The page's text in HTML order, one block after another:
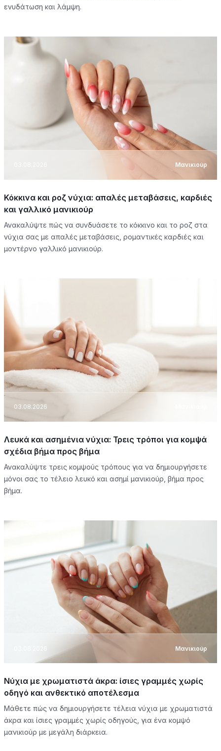
ενυδάτωση και λάμψη.
Μανικιούρ
Κόκκινα και ροζ νύχια: απαλές μεταβάσεις, καρδιές
και γαλλικό μανικιούρ
Ανακαλύψτε πώς να συνδυάσετε το κόκκινο και το ροζ στα
νύχια σας με απαλές μεταβάσεις, ρομαντικές καρδιές και
μοντέρνο γαλλικό μανικιούρ.
03.08.2026
Λευκά και ασημένια νύχια: Τρεις τρόποι για κομψά
σχέδια βήμα προς βήμα
Ανακαλύψτε τρεις κομψούς τρόπους για να δημιουργήσετε
μόνοι σας το τέλειο λευκό και ασημί μανικιούρ, βήμα προς
βήμα.
Μανικιούρ
Νύχια με χρωματιστά άκρα: ίσιες γραμμές χωρίς
οδηγό και ανθεκτικό αποτέλεσμα
Μάθετε πώς να δημιουργήσετε τέλεια νύχια με χρωματιστά
άκρα και ίσιες γραμμές χωρίς οδηγούς, για ένα κομψό
μανικιούρ με μεγάλη διάρκεια.